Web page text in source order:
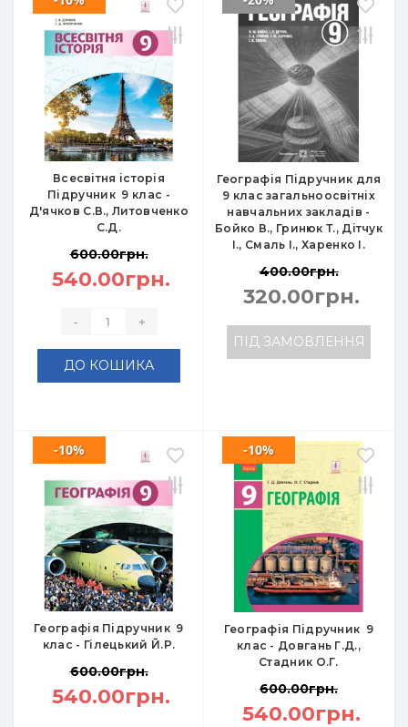
Всесвітня історія
Підручник 9 клас -
Д'ячков С.В., Литовченко
С.Д.
600.00грн.
540.00грн.
- +
ДО КОШИКА
Географія Підручник для
9 клас загальноосвітніх
навчальних закладів -
Бойко В., Гринюк Т., Дітчук
І., Смаль І., Харенко І.
400.00грн.
320.00грн.
ПІД ЗАМОВЛЕННЯ
Географія Підручник 9
клас - Гілецький Й.Р.
-10%
600.00грн.
540.00грн.
Географія Підручник 9
клас - Довгань Г.Д.,
Стадник О.Г.
-10%
600.00грн.
540.00грн.